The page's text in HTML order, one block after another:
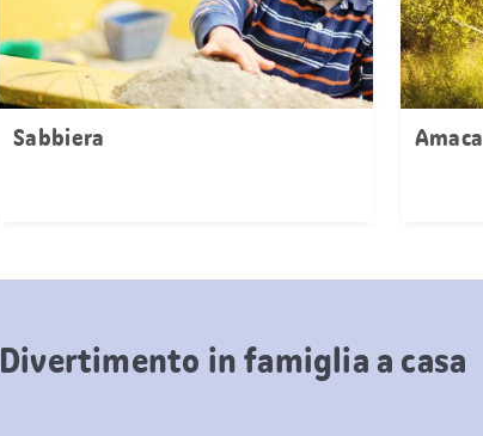
Sabbiera Amaca
Divertimento in famiglia a casa